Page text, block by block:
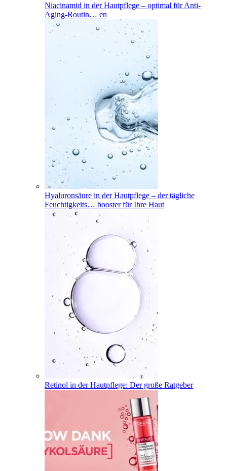
Niacinamid in der Hautpflege – optimal für Anti-
Aging-Routin… en
Hyaluronsäure in der Hautpflege – der tägliche
Feuchtigkeits… booster für Ihre Haut
Retinol in der Hautpflege: Der große Ratgeber